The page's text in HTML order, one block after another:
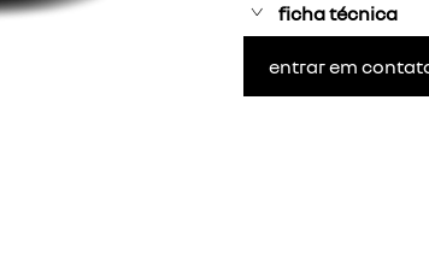
ficha técnica
entrar em